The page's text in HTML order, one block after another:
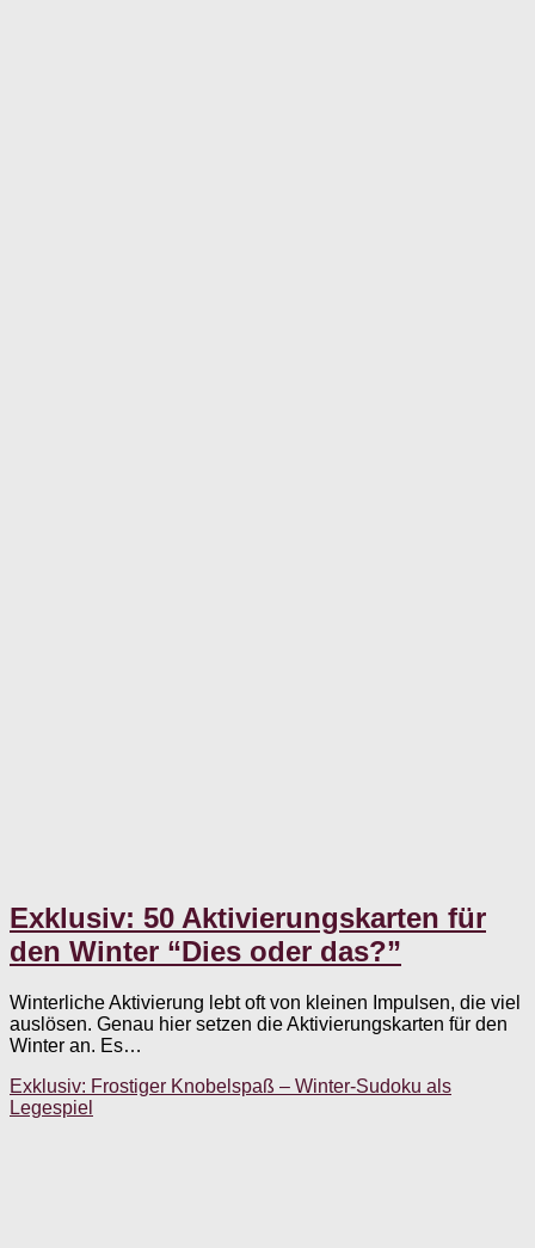
Exklusiv: 50 Aktivierungskarten für
den Winter “Dies oder das?”
Winterliche Aktivierung lebt oft von kleinen Impulsen, die viel
auslösen. Genau hier setzen die Aktivierungskarten für den
Winter an. Es…
Exklusiv: Frostiger Knobelspaß – Winter-Sudoku als
Legespiel